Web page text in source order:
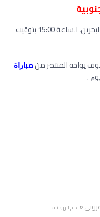
ﺍﻟﺴﺎﻋﺔ 16:00 ﺑﺘﻮﻗﻴﺖ ﻣﻜﺔ ﺍﻟﻤﻜﺮﻣﺔ ﻭﺍﻟﺒﺤﺮﻳﻦ، الساعة 15:00 ﺑﺘﻮﻗﻴﺖ
يواجه المنتصر ﻣﻦﻣﺒﺎﺭﺍﺓ
.
© عالم الهواتف